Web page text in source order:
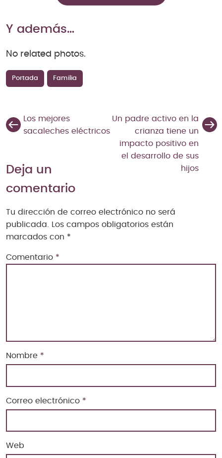
Y además…
No related photos.
Portada Familia
Los mejores
sacaleches eléctricos
Un padre activo en la
crianza tiene un
impacto positivo en
el desarrollo de sus
hijos
Deja un
comentario
Tu dirección de correo electrónico no será
publicada.
Los campos obligatorios están
marcados con *
Comentario *
Nombre *
Correo electrónico *
Web